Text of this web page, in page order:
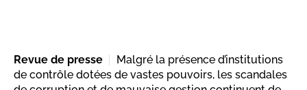
Revue de presse
Malgré la présence d’institutions
de contrôle dotées de vastes pouvoirs, les scandales